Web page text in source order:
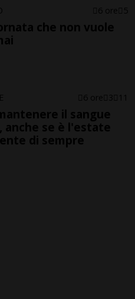
6 ore 5
che non vuole
6 ore 3 11
il sangue
anche se è l'estate
di sempre